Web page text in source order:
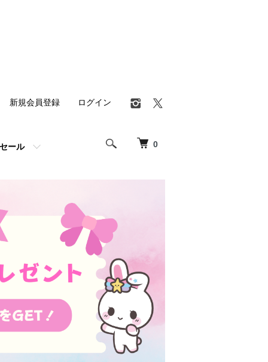
0
セール
新規会員登録 ログイン